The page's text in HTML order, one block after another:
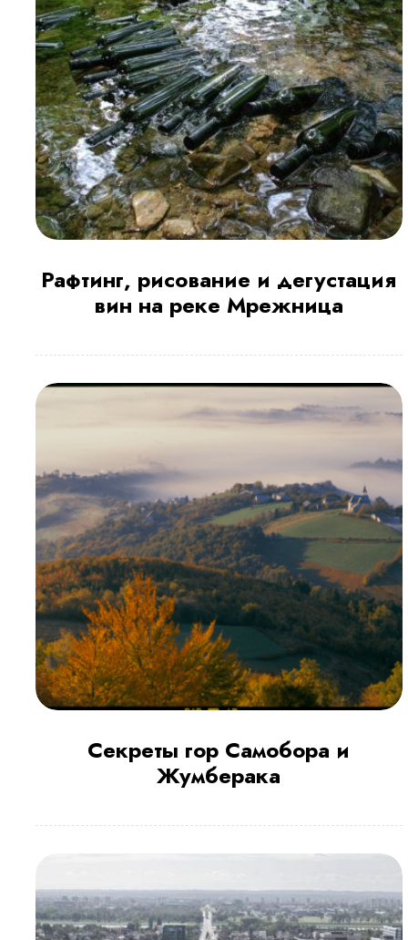
Рафтинг, рисование и дегустация
вин на реке Мрежница
Секреты гор Самобора и
Жумберака